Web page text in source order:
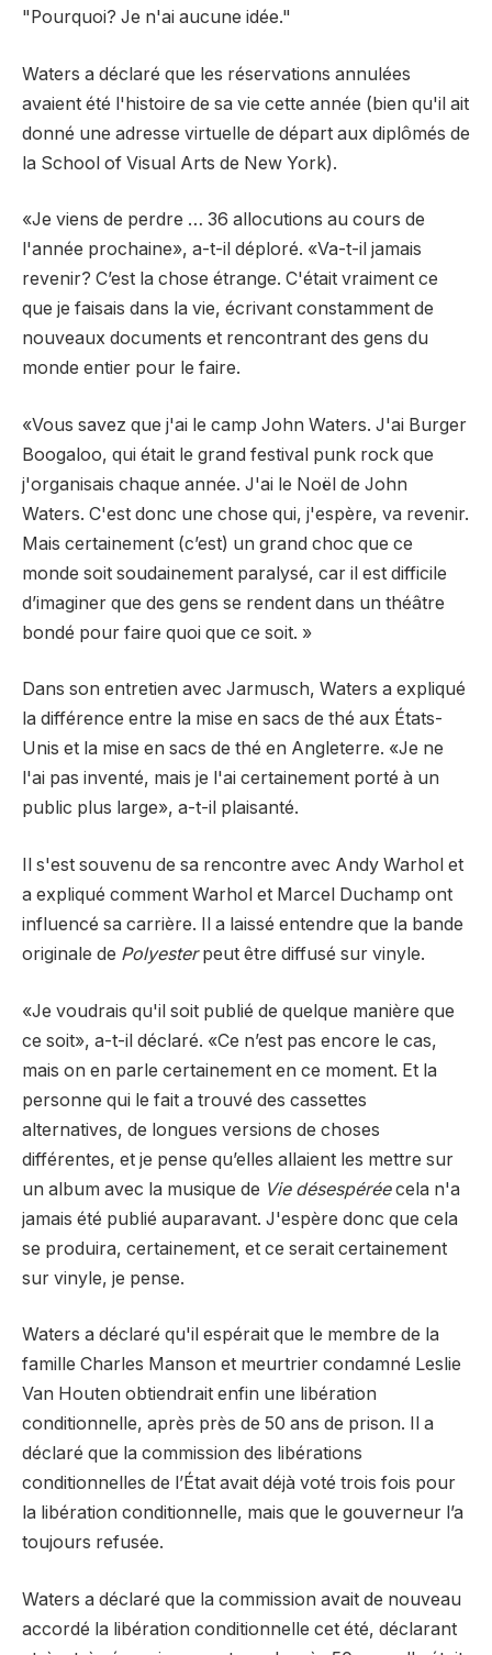
"Pourquoi? Je n'ai aucune idée."
Waters a déclaré que les réservations annulées
avaient été l'histoire de sa vie cette année (bien qu'il ait
donné une adresse virtuelle de départ aux diplômés de
la School of Visual Arts de New York).
«Je viens de perdre … 36 allocutions au cours de
l'année prochaine», a-t-il déploré. «Va-t-il jamais
revenir? C’est la chose étrange. C'était vraiment ce
que je faisais dans la vie, écrivant constamment de
nouveaux documents et rencontrant des gens du
monde entier pour le faire.
«Vous savez que j'ai le camp John Waters. J'ai Burger
Boogaloo, qui était le grand festival punk rock que
j'organisais chaque année. J'ai le Noël de John
Waters. C'est donc une chose qui, j'espère, va revenir.
Mais certainement (c’est) un grand choc que ce
monde soit soudainement paralysé, car il est difficile
d’imaginer que des gens se rendent dans un théâtre
bondé pour faire quoi que ce soit. »
Dans son entretien avec Jarmusch, Waters a expliqué
la différence entre la mise en sacs de thé aux États-
Unis et la mise en sacs de thé en Angleterre. «Je ne
l'ai pas inventé, mais je l'ai certainement porté à un
public plus large», a-t-il plaisanté.
Il s'est souvenu de sa rencontre avec Andy Warhol et
a expliqué comment Warhol et Marcel Duchamp ont
influencé sa carrière. Il a laissé entendre que la bande
originale de Polyesterpeut être diffusé sur vinyle.
«Je voudrais qu'il soit publié de quelque manière que
ce soit», a-t-il déclaré. «Ce n’est pas encore le cas,
mais on en parle certainement en ce moment. Et la
personne qui le fait a trouvé des cassettes
alternatives, de longues versions de choses
différentes, et je pense qu’elles allaient les mettre sur
un album avec la musique de Vie désespéréecela n'a
jamais été publié auparavant. J'espère donc que cela
se produira, certainement, et ce serait certainement
sur vinyle, je pense.
Waters a déclaré qu'il espérait que le membre de la
famille Charles Manson et meurtrier condamné Leslie
Van Houten obtiendrait enfin une libération
conditionnelle, après près de 50 ans de prison. Il a
déclaré que la commission des libérations
conditionnelles de l’État avait déjà voté trois fois pour
la libération conditionnelle, mais que le gouverneur l’a
toujours refusée.
Waters a déclaré que la commission avait de nouveau
accordé la libération conditionnelle cet été, déclarant